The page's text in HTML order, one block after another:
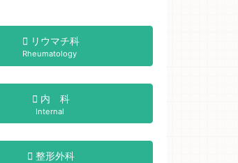
リウマチ科
Rheumatology
内 科
Internal
整形外科